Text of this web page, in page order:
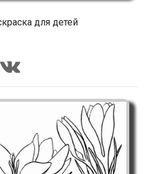
для детей